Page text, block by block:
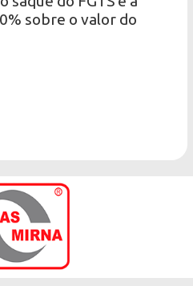
sobre o valor do